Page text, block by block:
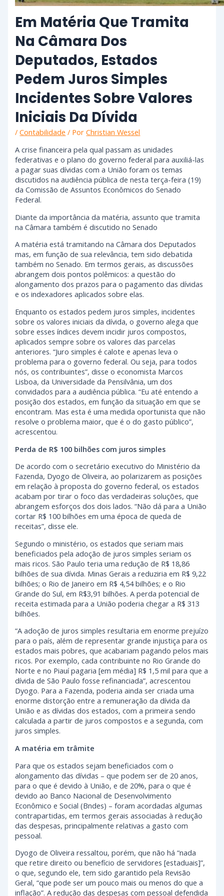
Em Matéria Que Tramita
Na Câmara Dos
Deputados, Estados
Pedem Juros Simples
Incidentes Sobre Valores
Iniciais Da Dívida
/Contabilidade / PorChristian Wessel
A crise financeira pela qual passam as unidades
federativas e o plano do governo federal para auxiliá-las
a pagar suas dívidas com a União foram os temas
discutidos na audiência pública de nesta terça-feira (19)
da Comissão de Assuntos Econômicos do Senado
Federal.
Diante da importância da matéria, assunto que tramita
na Câmara também é discutido no Senado
A matéria está tramitando na Câmara dos Deputados
mas, em função de sua relevância, tem sido debatida
também no Senado. Em termos gerais, as discussões
abrangem dois pontos polêmicos: a questão do
alongamento dos prazos para o pagamento das dívidas
e os indexadores aplicados sobre elas.
Enquanto os estados pedem juros simples, incidentes
sobre os valores iniciais da dívida, o governo alega que
sobre esses índices devem incidir juros compostos,
aplicados sempre sobre os valores das parcelas
anteriores. “Juro simples é calote e apenas leva o
problema para o governo federal. Ou seja, para todos
nós, os contribuintes”, disse o economista Marcos
Lisboa, da Universidade da Pensilvânia, um dos
convidados para a audiência pública. “Eu até entendo a
posição dos estados, em função da situação em que se
encontram. Mas esta é uma medida oportunista que não
resolve o problema maior, que é o do gasto público”,
acrescentou.
Perda de R$ 100 bilhões com juros simples
De acordo com o secretário executivo do Ministério da
Fazenda, Dyogo de Oliveira, ao polarizarem as posições
em relação à proposta do governo federal, os estados
acabam por tirar o foco das verdadeiras soluções, que
abrangem esforços dos dois lados. “Não dá para a União
cortar R$ 100 bilhões em uma época de queda de
receitas”, disse ele.
Segundo o ministério, os estados que seriam mais
beneficiados pela adoção de juros simples seriam os
mais ricos. São Paulo teria uma redução de R$ 18,86
bilhões de sua dívida. Minas Gerais a reduziria em R$ 9,22
bilhões; o Rio de Janeiro em R$ 4,54 bilhões; e o Rio
Grande do Sul, em R$3,91 bilhões. A perda potencial de
receita estimada para a União poderia chegar a R$ 313
bilhões.
“A adoção de juros simples resultaria em enorme prejuízo
para o país, além de representar grande injustiça para os
estados mais pobres, que acabariam pagando pelos mais
ricos. Por exemplo, cada contribuinte no Rio Grande do
Norte e no Piauí pagaria [em média] R$ 1,5 mil para que a
dívida de São Paulo fosse refinanciada”, acrescentou
Dyogo. Para a Fazenda, poderia ainda ser criada uma
enorme distorção entre a remuneração da dívida da
União e as dívidas dos estados, com a primeira sendo
calculada a partir de juros compostos e a segunda, com
juros simples.
A matéria em trâmite
Para que os estados sejam beneficiados com o
alongamento das dívidas – que podem ser de 20 anos,
para o que é devido à União, e de 20%, para o que é
devido ao Banco Nacional de Desenvolvimento
Econômico e Social (Bndes) – foram acordadas algumas
contrapartidas, em termos gerais associadas à redução
das despesas, principalmente relativas a gasto com
pessoal.
Dyogo de Oliveira ressaltou, porém, que não há “nada
que retire direito ou benefício de servidores [estaduais]”,
o que, segundo ele, tem sido garantido pela Revisão
Geral, “que pode ser um pouco mais ou menos do que a
inflação”. A redução das despesas com pessoal defendida